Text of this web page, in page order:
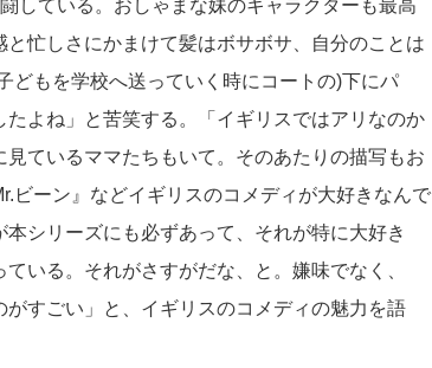
している。おしゃまな妹のキャラクターも最高
忙しさにかまけて髪はボサボサ、自分のことは
どもを学校へ送っていく時にコートの)下にパ
よね」と苦笑する。「イギリスではアリなのか
ているママたちもいて。そのあたりの描写もお
ビーン』などイギリスのコメディが大好きなんで
シリーズにも必ずあって、それが特に大好き
いる。それがさすがだな、と。嫌味でなく、
すごい」と、イギリスのコメディの魅力を語